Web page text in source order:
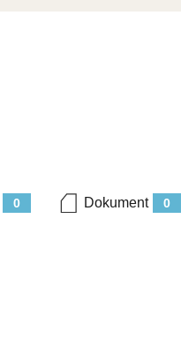
0 0
Dokument